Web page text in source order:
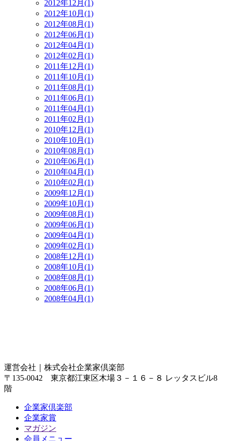
2012年12月(1)
2012年10月(1)
2012年08月(1)
2012年06月(1)
2012年04月(1)
2012年02月(1)
2011年12月(1)
2011年10月(1)
2011年08月(1)
2011年06月(1)
2011年04月(1)
2011年02月(1)
2010年12月(1)
2010年10月(1)
2010年08月(1)
2010年06月(1)
2010年04月(1)
2010年02月(1)
2009年12月(1)
2009年10月(1)
2009年08月(1)
2009年06月(1)
2009年04月(1)
2009年02月(1)
2008年12月(1)
2008年10月(1)
2008年08月(1)
2008年06月(1)
2008年04月(1)
運営会社｜ 株式会社企業家倶楽部
〒135-0042 東京都江東区木場３－１６－８ レッタスビル8
階
企業家倶楽部
企業家賞
マガジン
会員メニュー